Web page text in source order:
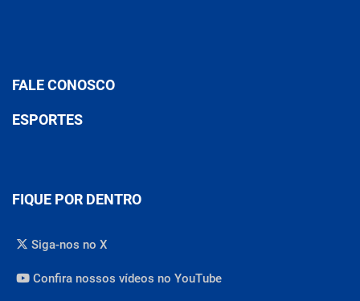
FALE CONOSCO
ESPORTES
FIQUE POR DENTRO
Siga-nos no X
Confira nossos vídeos no YouTube